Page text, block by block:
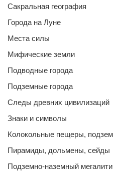
Сакральная география
Города на Луне
Места силы
Мифические земли
Подводные города
Подземные города
Следы древних цивилизаций
Знаки и символы
Колокольные пещеры,
Пирамиды, дольмены, сейды
Подземно-наземный